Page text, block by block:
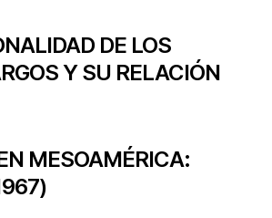
DE LOS
Y SU RELACIÓN
MESOAMÉRICA: